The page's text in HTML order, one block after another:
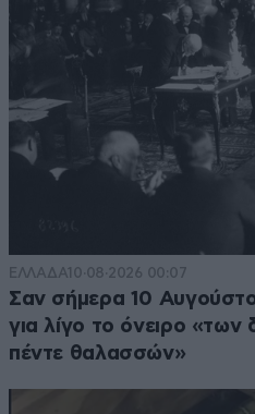
ΕΛΛΑΔΑ10·08·2026 00:07
Σαν σήμερα 10
για λίγο το όνειρο «των
πέντε θαλασσών»